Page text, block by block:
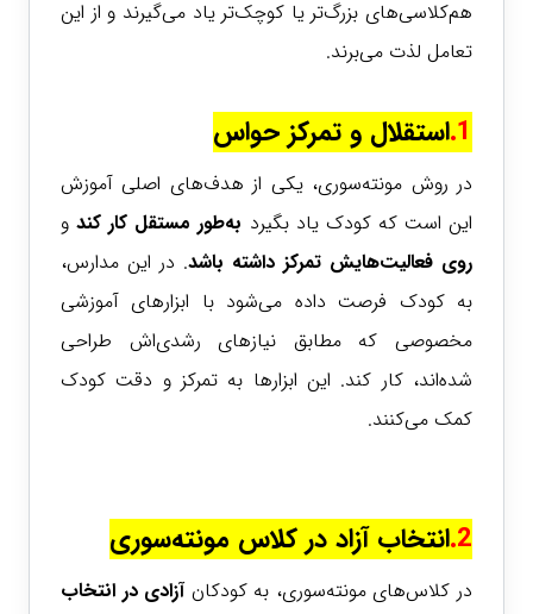
هم‌کلاسی‌های بزرگ‌تر یا کوچک‌تر یاد می‌گیرند و از این
تعامل لذت می‌برند.
1. استقلال و تمرکز حواس
در روش مونته‌سوری، یکی از هدف‌های اصلی آموزش
این است که کودک یاد بگیرد به‌طور مستقل کار کندو
رویفعالیت‌هایش تمرکز داشته باشد. در این مدارس،
به کودک فرصت داده می‌شود با ابزارهای آموزشی
مخصوصی که مطابق نیازهای رشدی‌اش طراحی
شده‌اند، کار کند. این ابزارها به تمرکز و دقت کودک
کمک می‌کنند.
2. انتخاب آزاد در کلاس مونته‌سوری
در کلاس‌های مونته‌سوری، به کودکانآزادی در انتخاب